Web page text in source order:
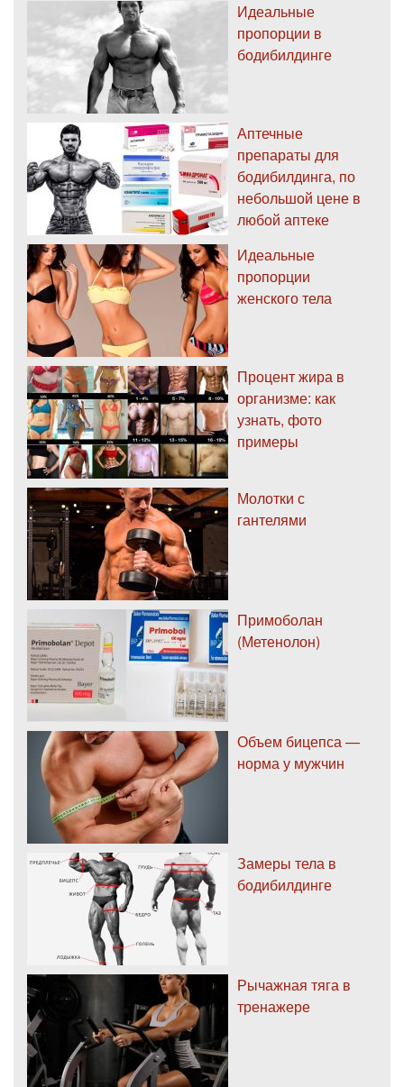
Идеальные
пропорции в
бодибилдинге
Аптечные
препараты для
бодибилдинга, по
небольшой цене в
любой аптеке
Идеальные
пропорции
женского тела
Процент жира в
организме: как
узнать, фото
примеры
Молотки с
гантелями
Примоболан
(Метенолон)
Объем бицепса —
норма у мужчин
Замеры тела в
бодибилдинге
Рычажная тяга в
тренажере